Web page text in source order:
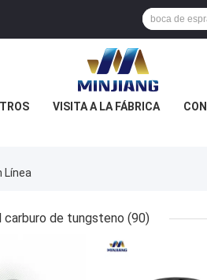
VISITA A LA FÁBRICA
Línea
carburo de tungsteno (90)
MEJOR PRECIO